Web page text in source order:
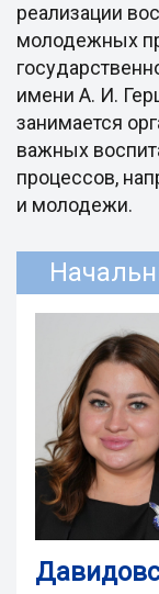
реализации
молодежных
имени А. И.
занимается
важных
процессов,
и молодежи.